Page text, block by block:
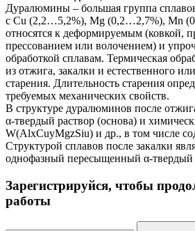
Дуралюмины – большая группа
с Cu (2,2…5,2%), Mg (0,2…2,7%), Mn
относятся к деформируемым (ковкой,
прессованием или волочением) и
обработкой сплавам. Термическая
из отжига, закалки и естественного
старения. Длительность старения
требуемых механических свойств.
В структуре дуралюминов после
α-твердый раствор (основа) и
W(AlxCuyMgzSiu) и др., в том числе
Структурой сплавов после закалки
однофазный пересыщенный α-твердый
Зарегистрируйся, чтобы
работы